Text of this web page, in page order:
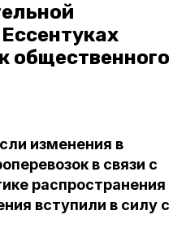
общественного
изменения в
в связи с
распространения
вступили в силу с